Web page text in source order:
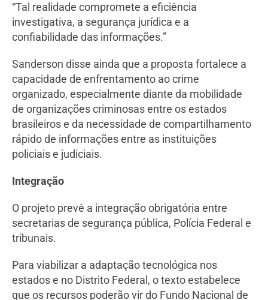
“Tal realidade compromete a eficiência
investigativa, a segurança jurídica e a
confiabilidade das informações.”
Sanderson disse ainda que a proposta fortalece a
capacidade de enfrentamento ao crime
organizado, especialmente diante da mobilidade
de organizações criminosas entre os estados
brasileiros e da necessidade de compartilhamento
rápido de informações entre as instituições
policiais e judiciais.
Integração
O projeto prevê a integração obrigatória entre
secretarias de segurança pública, Polícia Federal e
tribunais.
Para viabilizar a adaptação tecnológica nos
estados e no Distrito Federal, o texto estabelece
que os recursos poderão vir do Fundo Nacional de